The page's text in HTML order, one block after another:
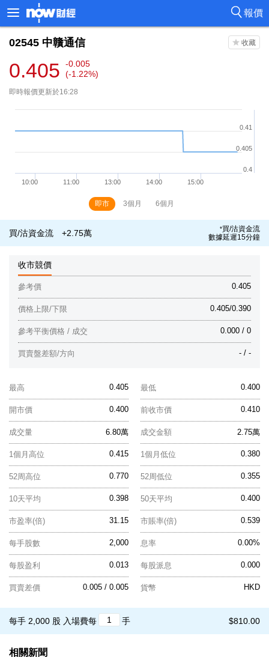
報價
02545 中贛通信
0.405
-0.005
(-1.22%)
即時報價更新於16:28
即市 3個月 6個月
買/沽資金流 +2.75萬 *買/沽資金流
數據延遲15分鐘
收市競價
0.405
參考價
0.405/0.390
價格上限/下限
0.000 / 0
參考平衡價格 / 成交
- / -
買賣盤差額/方向
0.405
最高 0.400
最低
0.400
開市價 0.410
前收市價
6.80萬
成交量 2.75萬
成交金額
0.415
1個月高位 0.380
1個月低位
0.770
52周高位 0.355
52周低位
0.398
10天平均 0.400
50天平均
31.15
市盈率(倍) 0.539
市賬率(倍)
2,000
每手股數 0.00%
息率
0.013
每股盈利 0.000
每股派息
0.005 / 0.005
買賣差價 HKD
貨幣
$810.00
每手 2,000 股 入場費每 手
相關新聞